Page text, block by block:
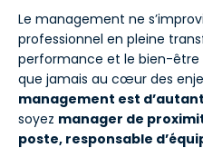
Le management ne
professionnel en pleine
performance et le bien-être
que jamais au cœur des
management est
soyez manager de
poste, responsable